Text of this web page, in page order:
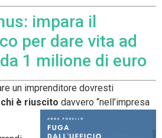
impara il
per dare vita ad
1 milione di euro
un imprenditore dovresti
è riuscito davvero “nell’impresa